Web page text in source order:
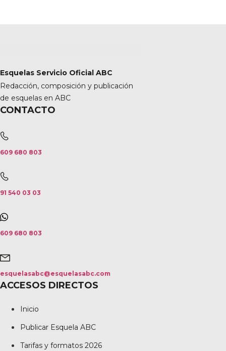
Esquelas Servicio Oficial ABC
Redacción, composición y publicación
de esquelas en ABC
CONTACTO
609 680 803
91 540 03 03
609 680 803
esquelasabc@esquelasabc.com
ACCESOS DIRECTOS
Inicio
Publicar Esquela ABC
Tarifas y formatos 2026